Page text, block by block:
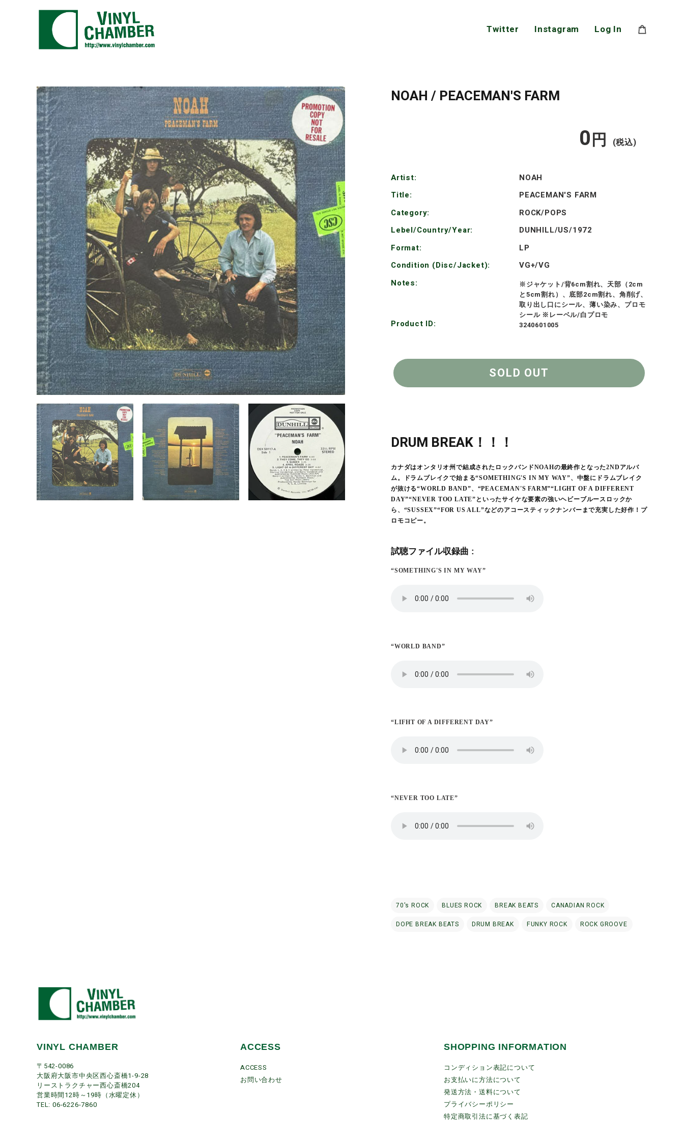
Twitter Instagram Log In
NOAH / PEACEMAN'S FARM
0円 (税込)
Artist:
NOAH
Title:
PEACEMAN'S FARM
Category:
ROCK/POPS
Lebel/Country/Year:
DUNHILL/US/1972
Format:
LP
Condition (Disc/Jacket):
VG+/VG
Notes:
※ジャケット/背6cm割れ、天部（2cm
と5cm割れ）、底部2cm割れ、角削げ、
取り出し口にシール、薄い染み、プロモ
シール ※レーベル/白プロモ
Product ID: 3240601005
SOLD OUT
DRUM BREAK！！！
カナダはオンタリオ州で結成されたロックバンドNOAHの最終作となった2NDアルバ
ム。ドラムブレイクで始まる“SOMETHING'S IN MY WAY”、中盤にドラムブレイク
が抜ける“WORLD BAND”、“PEACEMAN'S FARM”“LIGHT OF A DIFFERENT
DAY”“NEVER TOO LATE”といったサイケな要素の強いヘビーブルースロックか
ら、“SUSSEX”“FOR US ALL”などのアコースティックナンバーまで充実した好作！プ
ロモコピー。
試聴ファイル収録曲 :
“SOMETHING'S IN MY WAY”
“WORLD BAND”
“LIFHT OF A DIFFERENT DAY”
“NEVER TOO LATE”
70's ROCK BLUES ROCK BREAK BEATS CANADIAN ROCK
DOPE BREAK BEATS DRUM BREAK FUNKY ROCK ROCK GROOVE
VINYL CHAMBER
〒542-0086
大阪府大阪市中央区西心斎橋1-9-28
リーストラクチャー西心斎橋204
営業時間12時～19時（水曜定休）
TEL: 06-6226-7860
ACCESS
ACCESS
お問い合わせ
SHOPPING INFORMATION
コンディション表記について
お支払いに方法について
発送方法・送料について
プライバシーポリシー
特定商取引法に基づく表記